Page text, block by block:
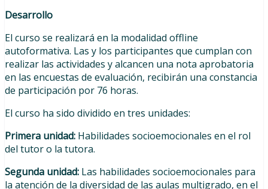
Desarrollo
El curso se realizará en la modalidad offline
autoformativa. Las y los participantes que cumplan con
realizar las actividades y alcancen una nota aprobatoria
en las encuestas de evaluación, recibirán una constancia
de participación por 76 horas.
El curso ha sido dividido en tres unidades:
Primera unidad: Habilidades socioemocionales en el rol
del tutor o la tutora.
Segunda unidad: Las habilidades socioemocionales para
la atención de la diversidad de las aulas multigrado, en el